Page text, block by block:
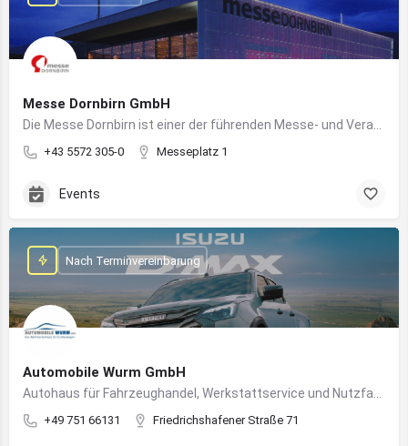
Messe Dornbirn GmbH
+43 5572 305-0 Messeplatz 1
Events
Automobile Wurm GmbH
+49 751 66131 Friedrichshafener Straße 71
Nach Terminvereinbarung